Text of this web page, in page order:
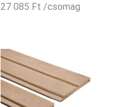
27 085 Ft /csomag